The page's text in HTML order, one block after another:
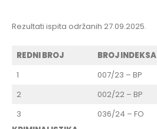
Rezultati ispita održanih 27.09.2025.
REDNI BROJ BROJ INDEKSA
1
007/23 – BP
2
002/22 – BP
3
036/24 – FO